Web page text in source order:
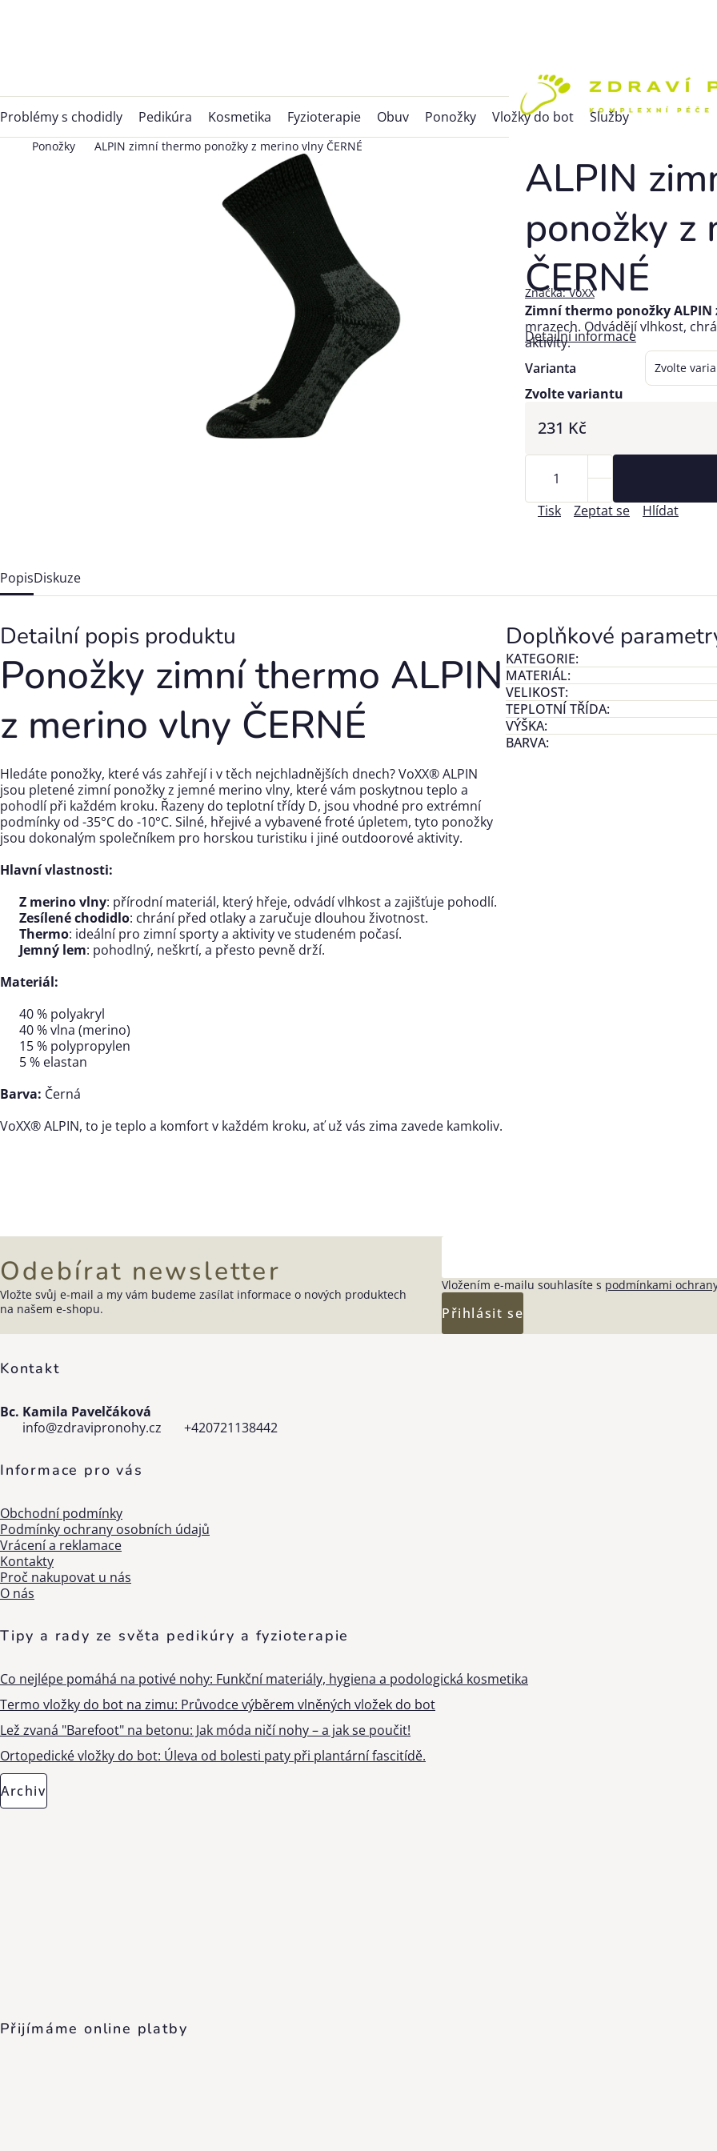
Problémy s chodidly Pedikúra Kosmetika Fyzioterapie Obuv Ponožky Vložky do bot Služby
Ponožky ALPIN zimní thermo ponožky z merino vlny ČERNÉ
ALPIN
ponožky z
ČERNÉ
Značka:VoXX
231 Kč
Zvolte variantu
Varianta
Zimní thermo ponožky
mrazech. Odvádějí vlhkost,
aktivity.
Detailní informace
Tisk Zeptat se Hlídat
PopisDiskuze
Detailní popis produktu
Ponožky zimní thermo ALPIN
z merino vlny ČERNÉ
Hledáte ponožky, které vás zahřejí i v těch nejchladnějších dnech? VoXX® ALPIN
jsou pletené zimní ponožky z jemné merino vlny, které vám poskytnou teplo a
pohodlí při každém kroku. Řazeny do teplotní třídy D, jsou vhodné pro extrémní
podmínky od -35°C do -10°C. Silné, hřejivé a vybavené froté úpletem, tyto ponožky
jsou dokonalým společníkem pro horskou turistiku i jiné outdoorové aktivity.
Hlavní vlastnosti:
Z merino vlny: přírodní materiál, který hřeje, odvádí vlhkost a zajišťuje pohodlí.
Zesílené chodidlo: chrání před otlaky a zaručuje dlouhou životnost.
Thermo: ideální pro zimní sporty a aktivity ve studeném počasí.
Jemný lem: pohodlný, neškrtí, a přesto pevně drží.
Materiál:
40 % polyakryl
40 % vlna (merino)
15 % polypropylen
5 % elastan
Barva: Černá
VoXX® ALPIN, to je teplo a komfort v každém kroku, ať už vás zima zavede kamkoliv.
Doplňkové
KATEGORIE:
MATERIÁL:
VELIKOST:
TEPLOTNÍ TŘÍDA:
VÝŠKA:
BARVA:
Zápatí
Kontakt
Bc. Kamila Pavelčáková
info@zdravipronohy.cz +420721138442
Informace pro vás
Obchodní podmínky
Podmínky ochrany osobních údajů
Vrácení a reklamace
Kontakty
Proč nakupovat u nás
O nás
Tipy a rady ze světa pedikúry a fyzioterapie
Co nejlépe pomáhá na potivé nohy: Funkční materiály, hygiena a podologická kosmetika
Termo vložky do bot na zimu: Průvodce výběrem vlněných vložek do bot
Lež zvaná "Barefoot" na betonu: Jak móda ničí nohy – a jak se poučit!
Ortopedické vložky do bot: Úleva od bolesti paty při plantární fascitídě.
Archiv
Přijímáme online platby
Odebírat newsletter
Vložte svůj e-mail a my vám budeme zasílat informace o nových produktech
na našem e-shopu.
Vložením e-mailu souhlasíte s podmínkami
Přihlásit se